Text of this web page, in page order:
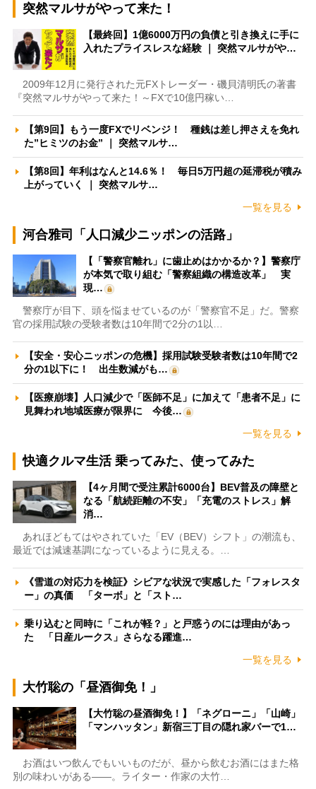
突然マルサがやって来た！
【最終回】1億6000万円の負債と引き換えに手に
入れたプライスレスな経験 ｜ 突然マルサがや…
2009年12月に発行された元FXトレーダー・磯貝清明氏の著書
『突然マルサがやって来た！～FXで10億円稼い…
【第9回】もう一度FXでリベンジ！ 種銭は差し押さえを免れ
た”ヒミツのお金” ｜ 突然マルサ…
【第8回】年利はなんと14.6％！ 毎日5万円超の延滞税が積み
上がっていく ｜ 突然マルサ…
一覧を見る
河合雅司「人口減少ニッポンの活路」
【「警察官離れ」に歯止めはかかるか？】警察庁
が本気で取り組む「警察組織の構造改革」 実
現…
警察庁が目下、頭を悩ませているのが「警察官不足」だ。警察
官の採用試験の受験者数は10年間で2分の1以…
【安全・安心ニッポンの危機】採用試験受験者数は10年間で2
分の1以下に！ 出生数減がも…
【医療崩壊】人口減少で「医師不足」に加えて「患者不足」に
見舞われ地域医療が限界に 今後…
一覧を見る
快適クルマ生活 乗ってみた、使ってみた
【4ヶ月間で受注累計6000台】BEV普及の障壁と
なる「航続距離の不安」「充電のストレス」解
消…
あれほどもてはやされていた「EV（BEV）シフト」の潮流も、
最近では減速基調になっているように見える。…
《雪道の対応力を検証》シビアな状況で実感した「フォレスタ
ー」の真価 「ターボ」と「スト…
乗り込むと同時に「これが軽？」と戸惑うのには理由があっ
た 「日産ルークス」さらなる躍進…
一覧を見る
大竹聡の「昼酒御免！」
【大竹聡の昼酒御免！】「ネグローニ」「山崎」
「マンハッタン」新宿三丁目の隠れ家バーで1…
お酒はいつ飲んでもいいものだが、昼から飲むお酒にはまた格
別の味わいがある――。ライター・作家の大竹…